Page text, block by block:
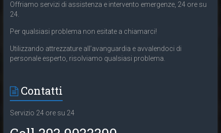
Offriamo servizi di assistenza e intervento emergenze, 24 ore su
24.
Per qualsiasi problema non esitate a chiamarci!
Utilizzando attrezzature all’avanguardia e avvalendoci di
personale esperto, risolviamo qualsiasi problema.
Contatti
Servizio 24 ore su 24